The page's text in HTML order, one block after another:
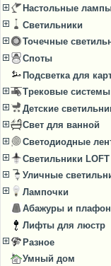
Настольные
Светильники
Точечные
Споты
Подсветка для
Трековые системы
Детские
Свет для ванной
Светодиодные
Светильники LOFT
Уличные
Лампочки
Абажуры и
Лифты для люстр
Разное
Умный дом